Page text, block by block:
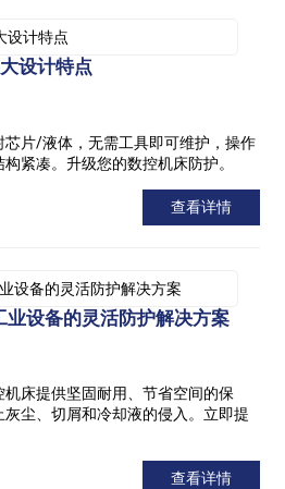
设计特点
芯片/液体，无需工具即可维护，操作
紧凑。升级您的数控机床防护。
查看详情
设备的灵活防护解决方案
床提供坚固耐用、节省空间的保
尘、切屑和冷却液的侵入。立即提
查看详情